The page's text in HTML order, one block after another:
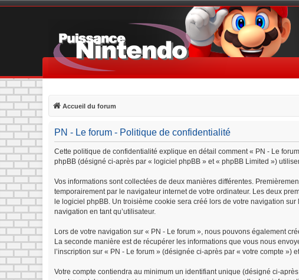
Accueil du forum
PN - Le forum - Politique de confidentialité
Cette politique de confidentialité explique en détail comment « PN - Le
phpBB (désigné ci-après par « logiciel phpBB » et « phpBB Limited »)
Vos informations sont collectées de deux manières différentes.
temporairement par le navigateur internet de votre ordinateur. Les deux
le logiciel phpBB. Un troisième cookie sera créé lors de votre navigation
navigation en tant qu’utilisateur.
Lors de votre navigation sur « PN - Le forum », nous pouvons également
La seconde manière est de récupérer les informations que vous nous
l’inscription sur « PN - Le forum » (désignée ci-après par « votre compte
Votre compte contiendra au minimum un identifiant unique (désigné ci-